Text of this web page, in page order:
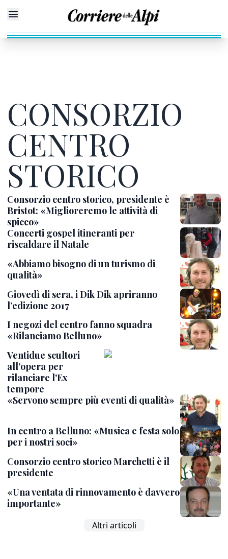
CONSORZIO
CENTRO
STORICO
Consorzio centro storico, presidente è
Bristot: «Miglioreremo le attività di
spicco»
Concerti gospel itineranti per
riscaldare il Natale
«Abbiamo bisogno di un turismo di
qualità»
Giovedì di sera, i Dik Dik apriranno
l’edizione 2017
I negozi del centro fanno squadra
«Rilanciamo Belluno»
Ventidue scultori
all’opera per
rilanciare l'Ex
tempore
«Servono sempre più eventi di qualità»
In centro a Belluno: «Musica e festa solo
per i nostri soci»
Consorzio centro storico Marchetti è il
presidente
«Una ventata di rinnovamento è davvero
importante»
Altri articoli